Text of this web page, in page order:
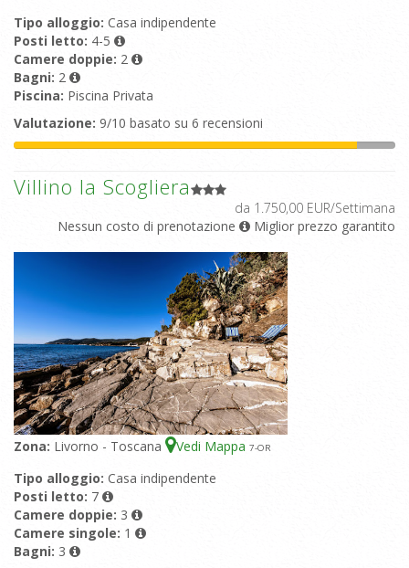
Tipo alloggio: Casa indipendente
Posti letto: 4-5
Camere doppie: 2
Bagni: 2
Piscina: Piscina Privata
Valutazione: 9/10 basato su 6 recensioni
Villino la Scogliera
da 1.750,00 EUR/Settimana
Nessun costo di prenotazione
Miglior prezzo garantito
Zona: Livorno - Toscana Vedi Mappa 7-OR
Tipo alloggio: Casa indipendente
Posti letto: 7
Camere doppie: 3
Camere singole: 1
Bagni: 3